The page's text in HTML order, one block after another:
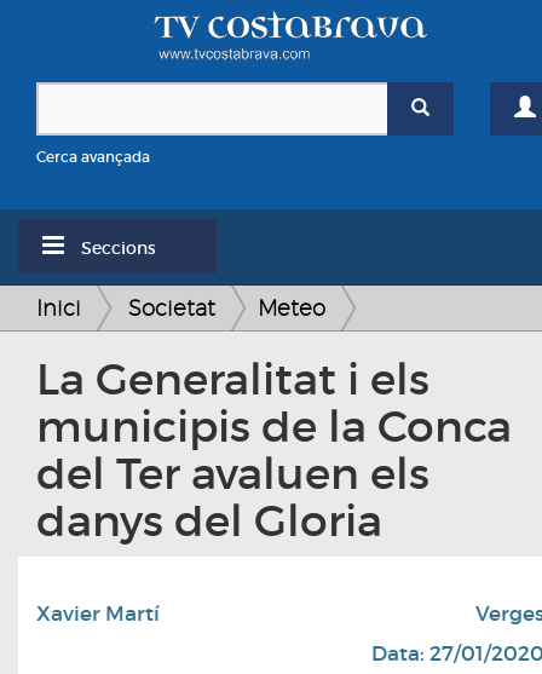
Cerca avançada
Seccions
Inici Societat Meteo
La Generalitat i els
municipis de la Conca
del Ter avaluen els
danys del Gloria
Xavier Martí
Data: 27/01/